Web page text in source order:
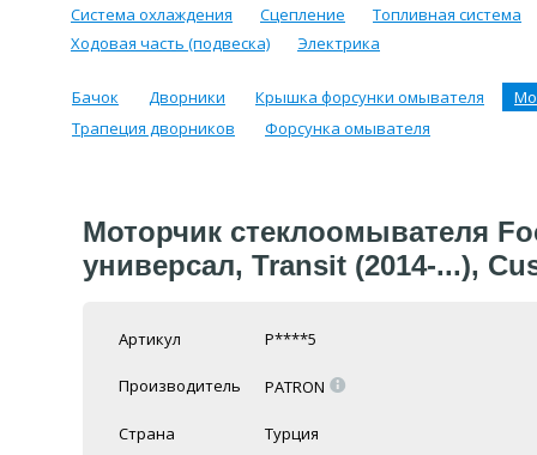
Система охлаждения
Сцепление
Топливная система
Ходовая часть (подвеска)
Электрика
Бачок Дворники Крышка форсунки омывателя
Трапеция дворников
Форсунка омывателя
Моторчик стеклоомывателя
универсал, Transit (2014-...),
Артикул P****5
Производитель PATRON =
Страна Турция